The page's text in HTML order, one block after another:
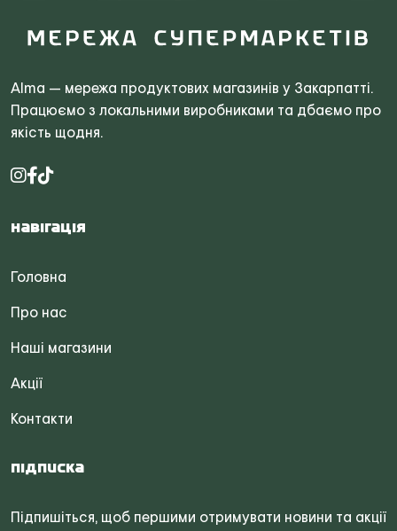
Alma — мережа продуктових магазинів у Закарпатті.
Працюємо з локальними виробниками та дбаємо про
якість щодня.
Навігація
Головна
Про нас
Наші магазини
Акції
Контакти
Підписка
Підпишіться, щоб першими отримувати новини та акції